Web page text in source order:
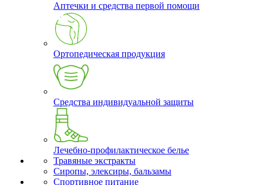
Аптечки и средства первой помощи
Ортопедическая продукция
Средства индивидуальной защиты
Лечебно-профилактическое белье
Травяные экстракты
Сиропы, элексиры, бальзамы
Спортивное питание